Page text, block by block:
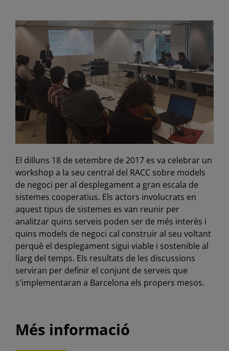
El dilluns 18 de setembre de 2017 es va celebrar un
workshop a la seu central del RACC sobre models
de negoci per al desplegament a gran escala de
sistemes cooperatius. Els actors involucrats en
aquest tipus de sistemes es van reunir per
analitzar quins serveis poden ser de més interès i
quins models de negoci cal construir al seu voltant
perquè el desplegament sigui viable i sostenible al
llarg del temps. Els resultats de les discussions
serviran per definir el conjunt de serveis que
s'implementaran a Barcelona els propers mesos.
Més informació